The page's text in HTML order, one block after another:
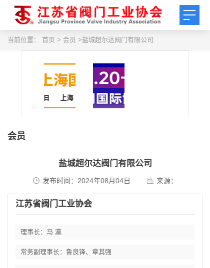
当前位置： 首页 > 会员 >盐城超尔达阀门有限公司
会员
盐城超尔达阀门有限公司
发布时间：2024年08月04日 来源：
江苏省阀门工业协会
理事长：马 瀛
常务副理事长：鲁良锋、章其强